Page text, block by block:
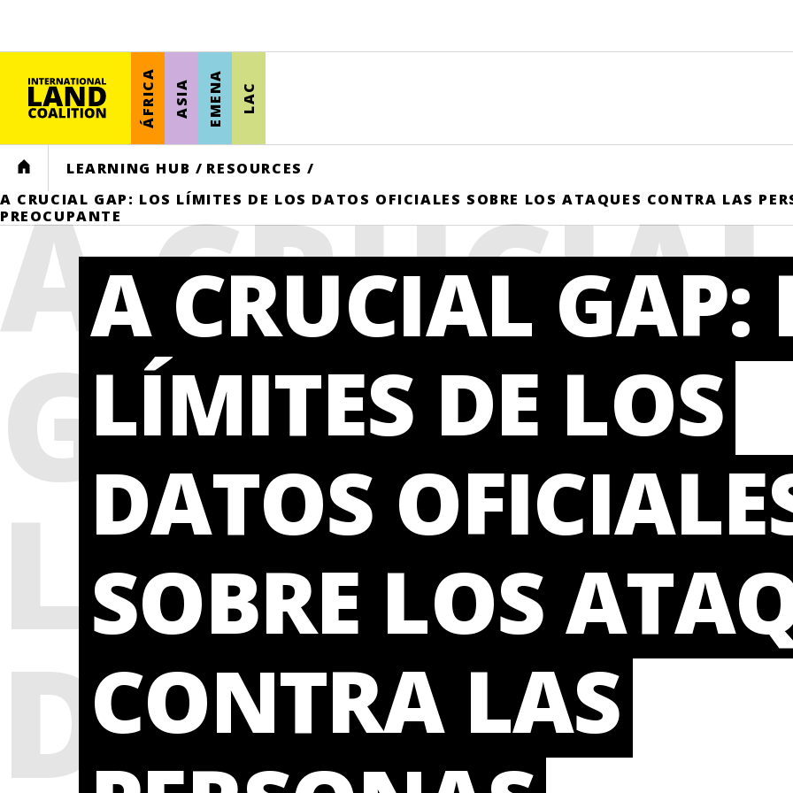
ÁFRICA ASIA EMENA LAC
HOME LEARNING HUB / RESOURCES /
A CRUCIAL GAP: LOS LÍMITES DE LOS DATOS OFICIALES SOBRE LOS ATAQUES CONTRA LAS
PREOCUPANTE
A
GAP: LOS
LÍMITES
DATOS
A CRUCIAL GAP:
LÍMITES DE LOS
DATOS
SOBRE LOS
CONTRA LAS